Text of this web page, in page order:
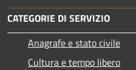
CATEGORIE DI SERVIZIO
Anagrafe e stato civile
Cultura e tempo libero